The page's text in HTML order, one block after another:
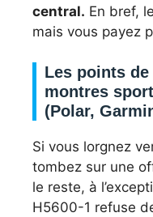
central. En bref,
mais vous payez
Les points
montres
(Polar,
Si vous lorgnez
tombez sur une
le reste, à
H5600-1 refuse